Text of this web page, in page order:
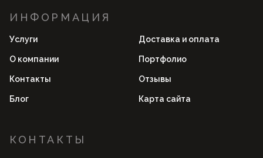
ИНФОРМАЦИЯ
Услуги Доставка и оплата
О компании Портфолио
Контакты Отзывы
Блог Карта сайта
КОНТАКТЫ